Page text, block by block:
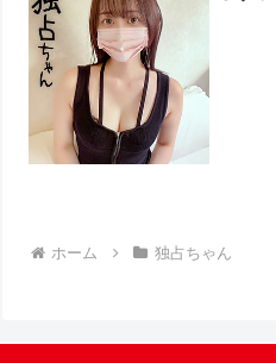
ホーム 独占ちゃん